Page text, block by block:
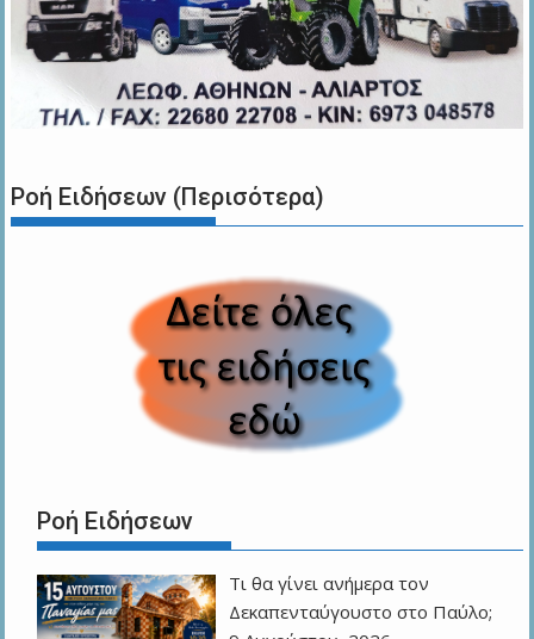
Ροή Ειδήσεων (Περισότερα)
Ροή Ειδήσεων
Τι θα γίνει ανήμερα τον
Δεκαπενταύγουστο στο Παύλο;